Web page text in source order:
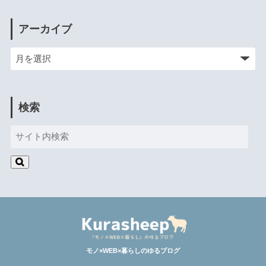
アーカイブ
検索
モノ×WEB×暮らしのゆるブログ